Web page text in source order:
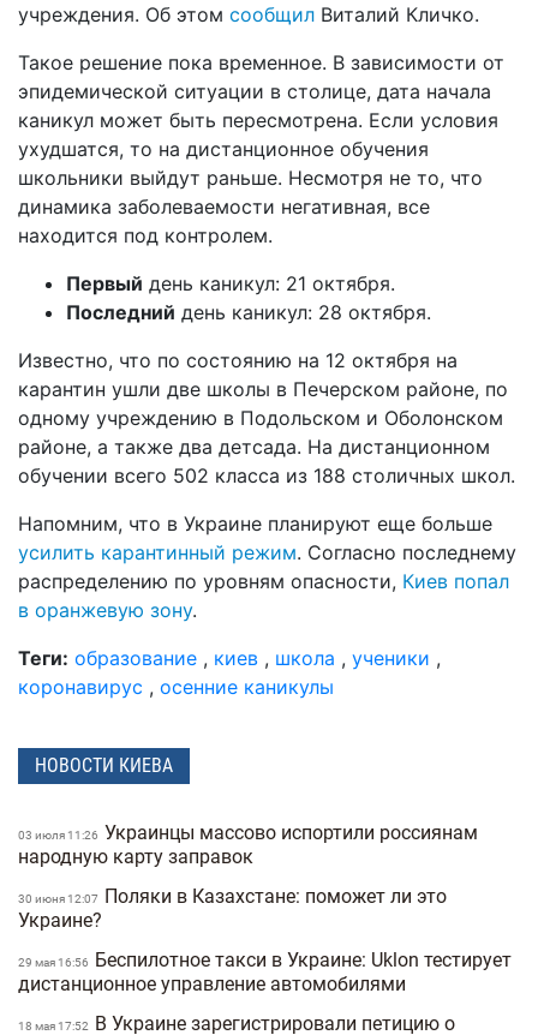
учреждения. Об этом сообщил Виталий Кличко.
Такое решение пока временное. В зависимости от
эпидемической ситуации в столице, дата начала
каникул может быть пересмотрена. Если условия
ухудшатся, то на дистанционное обучения
школьники выйдут раньше. Несмотря не то, что
динамика заболеваемости негативная, все
находится под контролем.
Первый день каникул: 21 октября.
Последний день каникул: 28 октября.
Известно, что по состоянию на 12 октября на
карантин ушли две школы в Печерском районе, по
одному учреждению в Подольском и Оболонском
районе, а также два детсада. На дистанционном
обучении всего 502 класса из 188 столичных школ.
Напомним, что в Украине планируют еще больше
усилить карантинный режим. Согласно последнему
распределению по уровням опасности, Киев попал
в оранжевую зону.
Теги: образование , киев , школа , ученики ,
коронавирус , осенние каникулы
НОВОСТИ КИЕВА
03 июля 11:26 Украинцы массово испортили россиянам
народную карту заправок
30 июня 12:07
Поляки в Казахстане: поможет ли это
Украине?
29 мая 16:56
Беспилотное такси в Украине: Uklon тестирует
дистанционное управление автомобилями
18 мая 17:52
В Украине зарегистрировали петицию о